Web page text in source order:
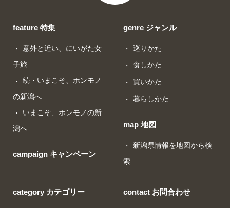
feature 特集
意外と近い、にいがた女
子旅
続・いまこそ、ホンモノ
の新潟へ
いまこそ、ホンモノの新
潟へ
campaign キャンペーン
genre ジャンル
巡りかた
食しかた
買いかた
暮らしかた
map 地図
新潟県情報を地図から検
索
category カテゴリー contact お問合わせ